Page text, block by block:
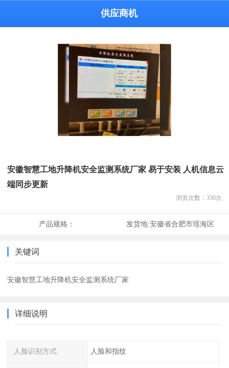
供应商机
安徽智慧工地升降机安全监测系统厂家 易于安装 人机信息云
端同步更新
浏览次数： 330次
产品规格： 发货地:安徽省合肥市瑶海区
关键词
安徽智慧工地升降机安全监测系统厂家
详细说明
人脸识别方式 人脸和指纹